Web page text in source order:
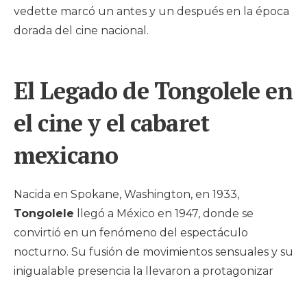
vedette marcó un antes y un después en la época
dorada del cine nacional.
El Legado de Tongolele en
el cine y el cabaret
mexicano
Nacida en Spokane, Washington, en 1933,
Tongolele llegó a México en 1947, donde se
convirtió en un fenómeno del espectáculo
nocturno. Su fusión de movimientos sensuales y su
inigualable presencia la llevaron a protagonizar